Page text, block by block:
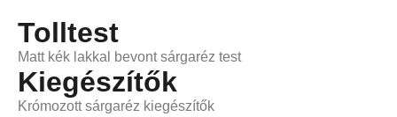
Tolltest
Matt kék lakkal bevont sárgaréz test
Kiegészítők
Krómozott sárgaréz kiegészítők